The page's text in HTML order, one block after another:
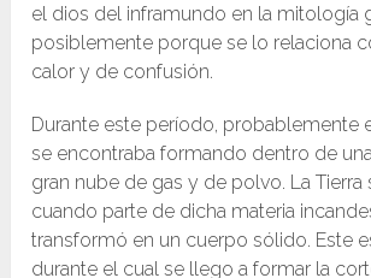
el dios del inframundo en la mitología
posiblemente porque se lo relaciona
calor y de confusión.
Durante este período, probablemente
se encontraba formando dentro de
gran nube de gas y de polvo. La Tierra
cuando parte de dicha materia
transformó en un cuerpo sólido. Este
durante el cual se llego a formar la